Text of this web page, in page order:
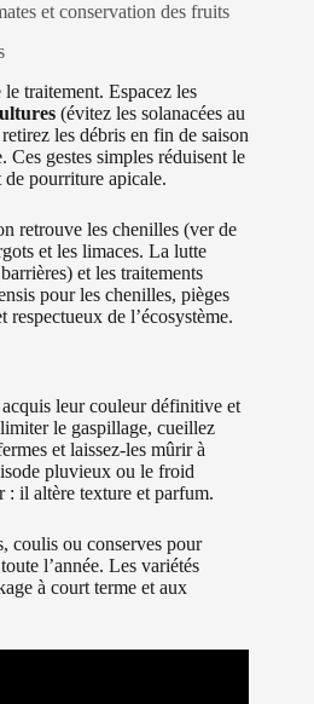
et conservation des fruits
traitement. Espacez les
(évitez les solanacées au
les débris en fin de saison
Ces gestes simples réduisent le
pourriture apicale.
retrouve les chenilles (ver de
et les limaces. La lutte
et les traitements
pour les chenilles, pièges
de l’écosystème.
leur couleur définitive et
le gaspillage, cueillez
et laissez-les mûrir à
pluvieux ou le froid
: il altère texture et parfum.
coulis ou conserves pour
toute l’année. Les variétés
à court terme et aux